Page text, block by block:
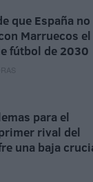
que España no
Marruecos el
fútbol de 2030
para el
rival del
una baja